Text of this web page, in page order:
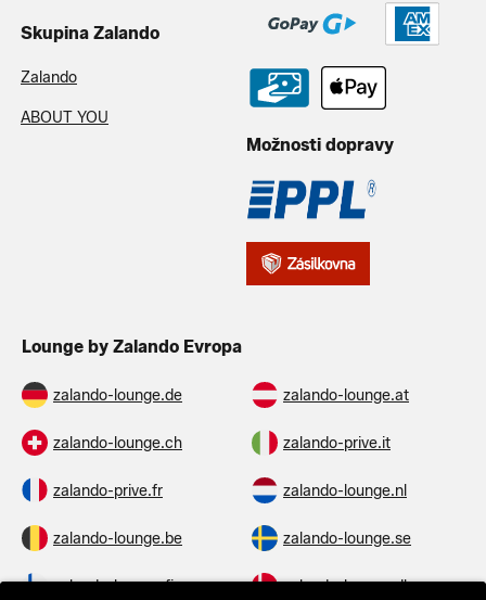
Skupina Zalando
Zalando
ABOUT YOU
Možnosti dopravy
Lounge by Zalando Evropa
zalando-lounge.de zalando-lounge.at
zalando-lounge.ch zalando-prive.it
zalando-prive.fr zalando-lounge.nl
zalando-lounge.be zalando-lounge.se
zalando-lounge.fi zalando-lounge.dk